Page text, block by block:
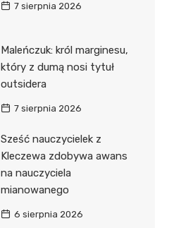
7 sierpnia 2026
Maleńczuk: król marginesu,
który z dumą nosi tytuł
outsidera
7 sierpnia 2026
Sześć nauczycielek z
Kleczewa zdobywa awans
na nauczyciela
mianowanego
6 sierpnia 2026